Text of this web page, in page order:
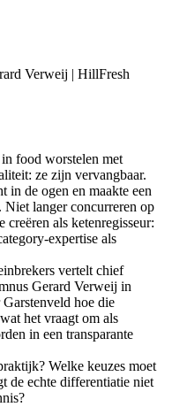
Verweij | HillFresh
food worstelen met
ze zijn vervangbaar.
in de ogen en maakte een
Niet langer concurreren op
creëren als ketenregisseur:
expertise als
vertelt chief
Gerard Verweij in
hoe die
het vraagt om als
in een transparante
Welke keuzes moet
de echte differentiatie niet